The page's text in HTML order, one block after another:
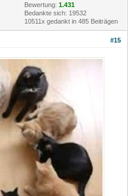
Bewertung: 1.431
Bedankte sich: 19532
10511x gedankt in 485 Beiträgen
#15